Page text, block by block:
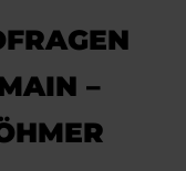
–